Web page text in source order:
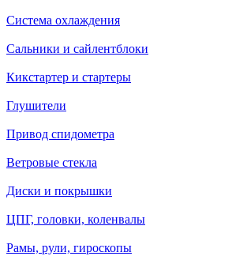
Система охлаждения
Сальники и сайлентблоки
Кикстартер и стартеры
Глушители
Привод спидометра
Ветровые стекла
Диски и покрышки
ЦПГ, головки, коленвалы
Рамы, рули, гироскопы